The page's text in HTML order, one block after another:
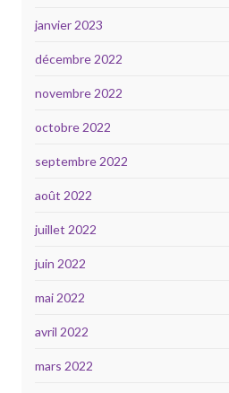
janvier 2023
décembre 2022
novembre 2022
octobre 2022
septembre 2022
août 2022
juillet 2022
juin 2022
mai 2022
avril 2022
mars 2022